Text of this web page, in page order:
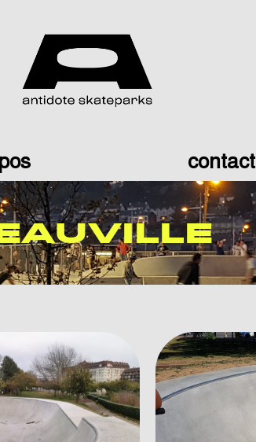
contact